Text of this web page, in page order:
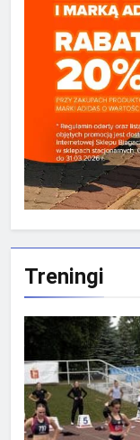
Treningi